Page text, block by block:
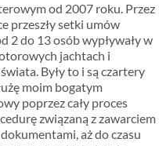
od 2007 roku. Przez
przeszły setki umów
2 do 13 osób wypływały w
jachtach i
Były to i są czartery
moim bogatym
poprzez cały proces
związaną z zawarciem
aż do czasu